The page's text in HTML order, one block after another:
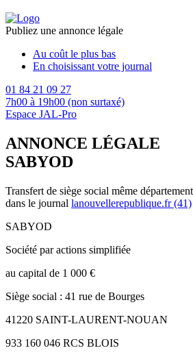
Publiez une annonce légale
Au coût le plus bas
En choisissant votre journal
01 84 21 09 27
7h00 à 19h00 (non surtaxé)
Espace JAL-Pro
ANNONCE LÉGALE
SABYOD
Transfert de siège social même
dans le journal lanouvellerepublique.fr (41)
SABYOD
Société par actions simplifiée
au capital de 1 000 €
Siège social : 41 rue de Bourges
41220 SAINT-LAURENT-NOUAN
933 160 046 RCS BLOIS